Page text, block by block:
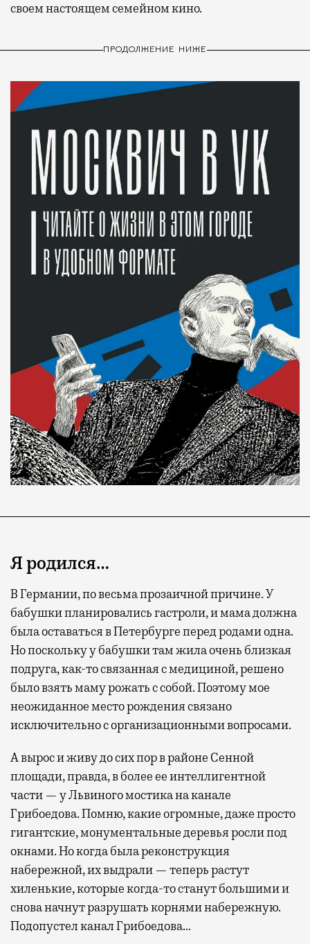
Современный путешественник часто берет
с собой не только чемодан, но и ноутбук.
А ожидание рейса все чаще превращается
не в потерянное время, а в возможность
спокойно закончить дела или спланировать
активности в путешествии, например
забронировать нужные билеты и рестораны.
Бизнес-зал становится местом, где можно
провести переговоры, поработать или просто
выпить кофе, наблюдая сквозь панорамные
окна за тем, как взлетают и садятся
самолеты. В Москве нет недостатка
в лаунжах. В аэропортах их обычно
несколько — в разных зонах воздушных
гаваней. На некоторых вокзалах — тоже.
своем настоящем семейном кино.
ПРОДОЛЖЕНИЕ НИЖЕ
Я родился…
В Германии, по весьма прозаичной причине. У
бабушки планировались гастроли, и мама должна
была оставаться в Петербурге перед родами одна.
Но поскольку у бабушки там жила очень близкая
подруга, как-то связанная с медициной, решено
было взять маму рожать с собой. Поэтому мое
неожиданное место рождения связано
исключительно с организационными вопросами.
А вырос и живу до сих пор в районе Сенной
площади, правда, в более ее интеллигентной
части — у Львиного мостика на канале
Грибоедова. Помню, какие огромные, даже просто
гигантские, монументальные деревья росли под
окнами. Но когда была реконструкция
набережной, их выдрали — теперь растут
хиленькие, которые когда-то станут большими и
снова начнут разрушать корнями набережную.
Подопустел канал Грибоедова…